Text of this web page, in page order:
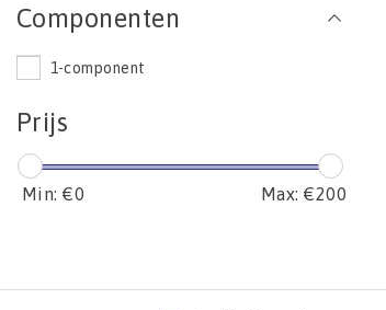
Componenten
1-component
Prijs
Min: €0 Max: €200